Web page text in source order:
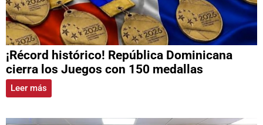
¡Récord histórico! República Dominicana
cierra los Juegos con 150 medallas
Leer más